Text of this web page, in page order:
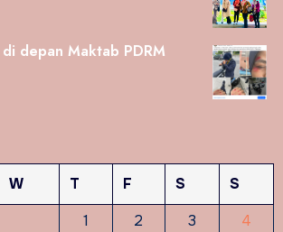
depan Maktab PDRM
W T F S
S
1
2 3
4